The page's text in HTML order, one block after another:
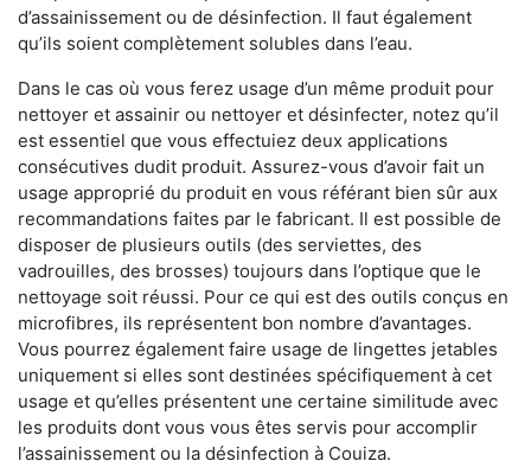
d’assainissement ou de désinfection. Il faut également
qu’ils soient complètement solubles dans l’eau.
Dans le cas où vous ferez usage d’un même produit pour
nettoyer et assainir ou nettoyer et désinfecter, notez qu’il
est essentiel que vous effectuiez deux applications
consécutives dudit produit. Assurez-vous d’avoir fait un
usage approprié du produit en vous référant bien sûr aux
recommandations faites par le fabricant. Il est possible de
disposer de plusieurs outils (des serviettes, des
vadrouilles, des brosses) toujours dans l’optique que le
nettoyage soit réussi. Pour ce qui est des outils conçus en
microfibres, ils représentent bon nombre d’avantages.
Vous pourrez également faire usage de lingettes jetables
uniquement si elles sont destinées spécifiquement à cet
usage et qu’elles présentent une certaine similitude avec
les produits dont vous vous êtes servis pour accomplir
l’assainissement ou la désinfection à Couiza.